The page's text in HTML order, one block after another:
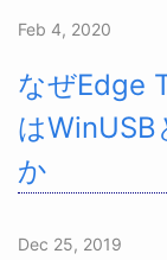
Feb 4, 2020
なぜEdge
は
か
Dec 25, 2019